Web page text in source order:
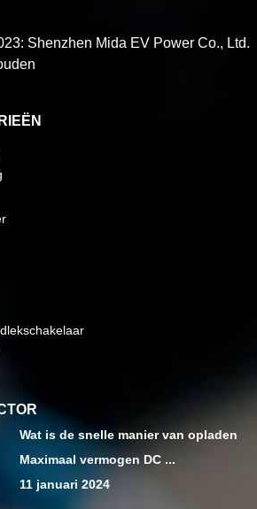
Shenzhen Mida EV Power Co., Ltd.
Wat is de snelle manier van opladen
Maximaal vermogen DC ...
11 januari 2024